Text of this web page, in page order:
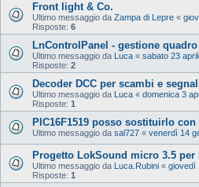
Front light & Co.
Ultimo messaggio da Zampa di Lepre «
Risposte: 6
LnControlPanel - gestione
Ultimo messaggio da Luca « sabato 23
Risposte: 2
Decoder DCC per scambi e
Ultimo messaggio da Luca « domenica 3
Risposte: 1
PIC16F1519 posso sostituirlo con
Ultimo messaggio da sal727 « venerdì 14
Progetto LokSound micro 3.5 per
Ultimo messaggio da Luca.Rubini « giovedì
Risposte: 1